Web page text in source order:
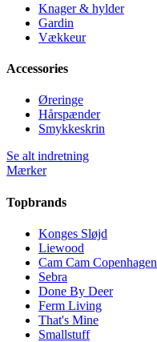
Knager & hylder
Gardin
Vækkeur
Accessories
Øreringe
Hårspænder
Smykkeskrin
Se alt indretning
Mærker
Topbrands
Konges Sløjd
Liewood
Cam Cam Copenhagen
Sebra
Done By Deer
Ferm Living
That's Mine
Smallstuff